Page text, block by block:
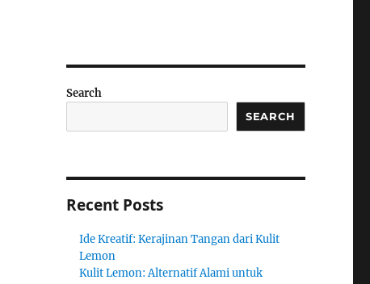
Search
SEARCH
Recent Posts
Ide Kreatif: Kerajinan Tangan dari Kulit
Lemon
Kulit Lemon: Alternatif Alami untuk